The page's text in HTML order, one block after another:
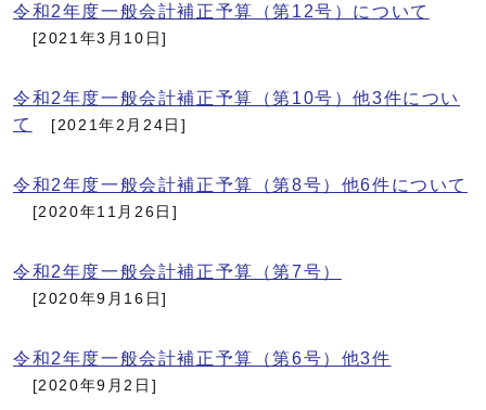
令和2年度一般会計補正予算（第12号）について
[2021年3月10日]
令和2年度一般会計補正予算（第10号）他3件につい
て
[2021年2月24日]
令和2年度一般会計補正予算（第8号）他6件について
[2020年11月26日]
令和2年度一般会計補正予算（第7号）
[2020年9月16日]
令和2年度一般会計補正予算（第6号）他3件
[2020年9月2日]